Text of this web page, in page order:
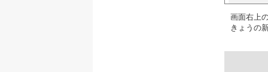
画面右上
きょうの